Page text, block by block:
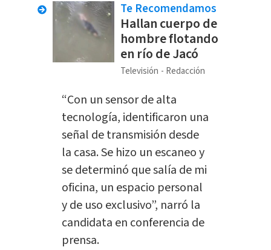
Te Recomendamos
Hallan cuerpo de
hombre flotando
en río de Jacó
Televisión Redacción
“Con un sensor de alta
tecnología, identificaron una
señal de transmisión desde
la casa. Se hizo un escaneo y
se determinó que salía de mi
oficina, un espacio personal
y de uso exclusivo”, narró la
candidata en conferencia de
prensa.